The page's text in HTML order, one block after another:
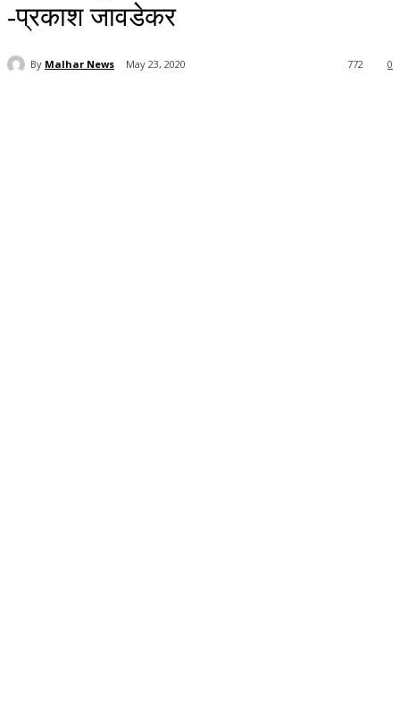
-प्रकाश जावडेकर
By Malhar News May 23, 2020 0
772